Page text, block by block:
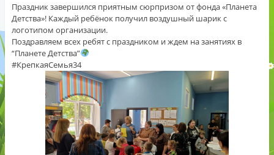
Праздник завершился приятным сюрпризом от фонда «Планета
Детства»! Каждый ребёнок получил воздушный шарик с
логотипом организации.
Поздравляем всех ребят с праздником и ждем на занятиях в
“Планете Детства”
#КрепкаяСемья34